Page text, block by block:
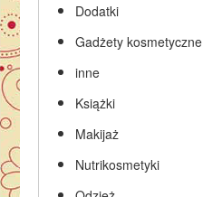
Dodatki
Gadżety kosmetyczne
inne
Książki
Makijaż
Nutrikosmetyki